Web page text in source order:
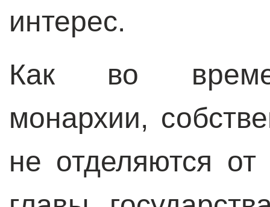
интерес.
Как во
монархии,
не отделяются от